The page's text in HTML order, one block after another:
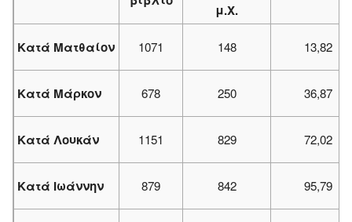
μ.Χ.
Κατά Ματθαίον 1071 148 13,82
Κατά Μάρκον 678 250 36,87
Κατά Λουκάν 1151 829 72,02
Κατά Ιωάννην 879 842 95,79